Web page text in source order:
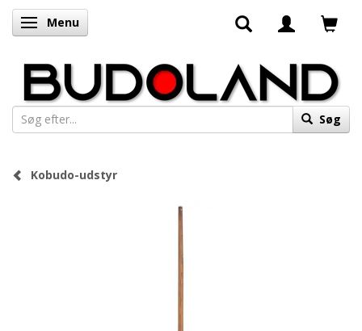
Skifte navigation
Menu
Søg
Kobudo-udstyr